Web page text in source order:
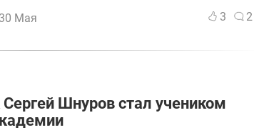
30 Мая
3 2
Шнуров стал учеником